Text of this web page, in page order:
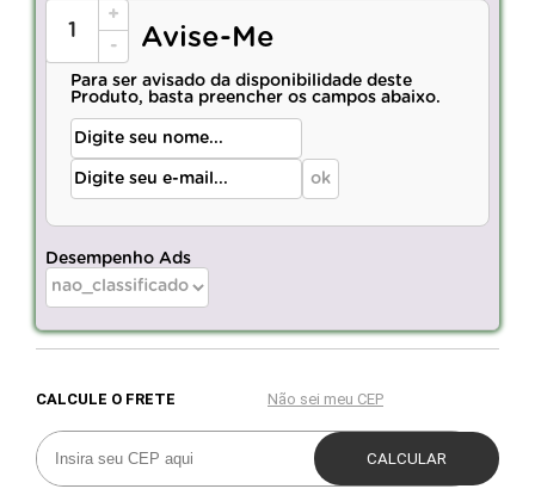
+
-
Avise-Me
Para ser avisado da disponibilidade deste
Produto, basta preencher os campos abaixo.
Desempenho Ads